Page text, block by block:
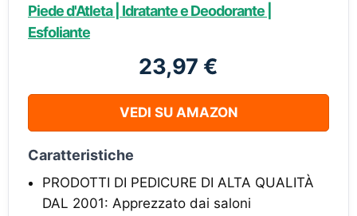
Piede d'Atleta | Idratante e Deodorante |
Esfoliante
23,97 €
VEDI SU AMAZON
Caratteristiche
PRODOTTI DI PEDICURE DI ALTA QUALITÀ
DAL 2001: Apprezzato dai saloni